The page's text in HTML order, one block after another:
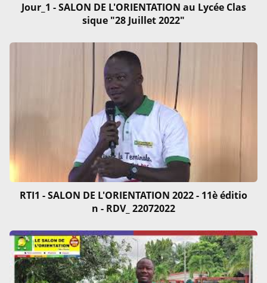
Jour_1 - SALON DE L'ORIENTATION au Lycée Clas
sique "28 Juillet 2022"
RTI1 - SALON DE L'ORIENTATION 2022 - 11è éditio
n - RDV_ 22072022